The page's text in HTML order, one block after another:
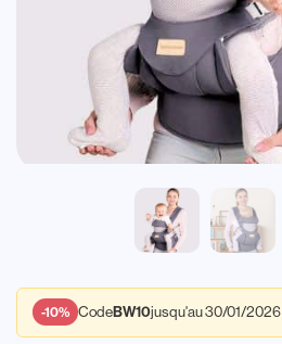
-10% CodeBW10jusqu'au 30/01/2026